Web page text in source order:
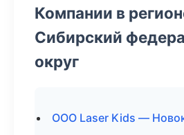
Компании в
Сибирский
округ
ООО Laser Kids —